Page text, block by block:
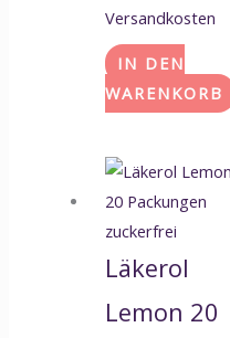
Versandkosten
IN DEN
WARENKORB
Läkerol
Lemon 20